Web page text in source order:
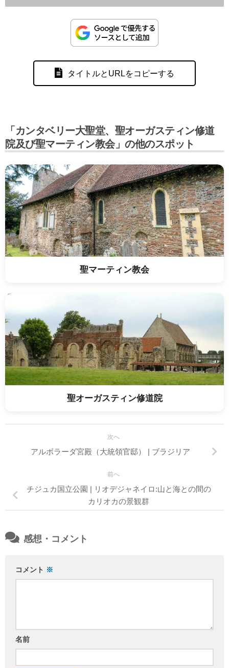
タイトルとURLをコピーする
「カンタベリー大聖堂、聖オーガスティン修道
院及び聖マーティン教会」の他のスポット
聖マーティン教会
聖オーガスティン修道院
次へ
アルボラーダ宮殿（大統領官邸） | ブラジリア
前へ
チジュカ国立公園 | リオデジャネイロ:山と海との間の
カリオカの景観群
感想・コメント
コメント ※
名前